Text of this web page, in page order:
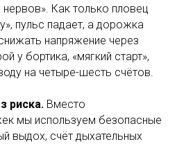
Как только пловец
пульс падает, а дорожка
напряжение через
у бортика, «мягкий старт»,
на четыре-шесть счётов.
риска. Вместо
мы используем безопасные
выдох, счёт дыхательных